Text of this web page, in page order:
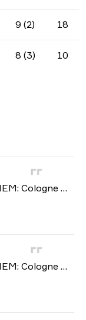
9 (2) 18
8 (3) 10
IEM: Cologne Major 2026
IEM: Cologne Major 2026